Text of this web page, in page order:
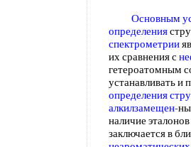
Основным
определения
спектрометрии
их сравнения с
гетероатомным
устанавливать и
определения
алкилзамещен-
наличие
заключается в